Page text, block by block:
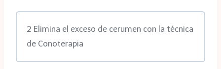
2 Elimina el exceso de cerumen con la técnica
de Conoterapia